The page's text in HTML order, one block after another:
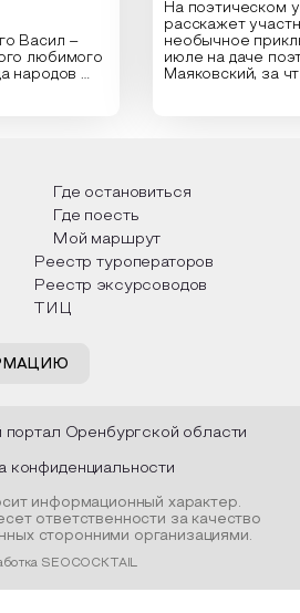
Васил –
любимого
народов
год в
какие
удачу и
и
Кто такой
пришел, как
елочные
На поэтическом
расскажет
необычное
июле на даче
Маяковский, за
Твардовского и
каждой строчке
восхищение
яркому времени
Где остановиться
Где поесть
Мой маршрут
Реестр туроператоров
Реестр эксурсоводов
ТИЦ
Оренбургской области
конфиденциальности
информационный характер.
ответственности за качество
сторонними организациями.
SEOCOCKTAIL